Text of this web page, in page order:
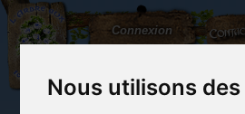
Nous utilisons
L'Arbre
aux
100.000
Connexion